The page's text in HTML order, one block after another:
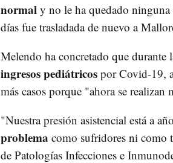
normal y no le ha quedado
días fue trasladada de nuevo a
Melendo ha concretado que durante
ingresos pediátricospor Covid-19,
más casos porque "ahora se realizan
"Nuestra presión asistencial está a
problema como sufridores ni como
de Patologías Infecciones e